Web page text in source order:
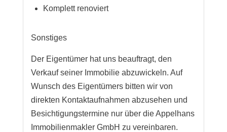
Komplett renoviert
Sonstiges
Der Eigentümer hat uns beauftragt, den
Verkauf seiner Immobilie abzuwickeln. Auf
Wunsch des Eigentümers bitten wir von
direkten Kontaktaufnahmen abzusehen und
Besichtigungstermine nur über die Appelhans
Immobilienmakler GmbH zu vereinbaren.